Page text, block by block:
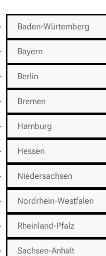
Baden-Würtemberg
Bayern
Berlin
Bremen
Hamburg
Hessen
Niedersachsen
Nordrhein-Westfalen
Rheinland-Pfalz
Sachsen-Anhalt